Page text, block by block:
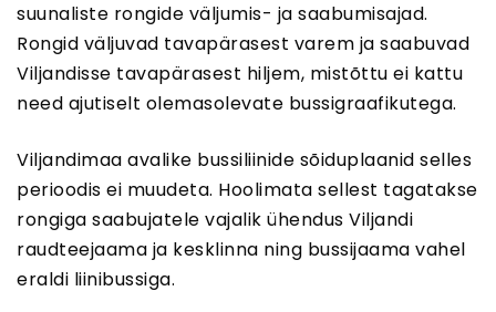
suunaliste rongide väljumis- ja saabumisajad.
Rongid väljuvad tavapärasest varem ja saabuvad
Viljandisse tavapärasest hiljem, mistõttu ei kattu
need ajutiselt olemasolevate bussigraafikutega.
Viljandimaa avalike bussiliinide sõiduplaanid selles
perioodis ei muudeta. Hoolimata sellest tagatakse
rongiga saabujatele vajalik ühendus Viljandi
raudteejaama ja kesklinna ning bussijaama vahel
eraldi liinibussiga.